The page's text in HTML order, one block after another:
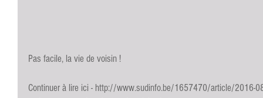
Pas facile, la vie de voisin !
Continuer à lire ici - http://www.sudinfo.be/1657470/article/2016-